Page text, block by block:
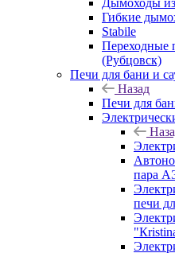
Дымоходы
Гибкие
Stabile
Переходные
(Рубцовск)
Печи для бани и
Назад
Печи для
пара
печи